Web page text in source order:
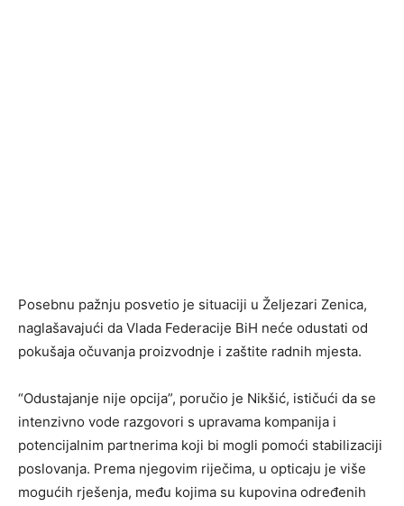
Posebnu pažnju posvetio je situaciji u Željezari Zenica,
naglašavajući da Vlada Federacije BiH neće odustati od
pokušaja očuvanja proizvodnje i zaštite radnih mjesta.
“Odustajanje nije opcija”, poručio je Nikšić, ističući da se
intenzivno vode razgovori s upravama kompanija i
potencijalnim partnerima koji bi mogli pomoći stabilizaciji
poslovanja. Prema njegovim riječima, u opticaju je više
mogućih rješenja, među kojima su kupovina određenih